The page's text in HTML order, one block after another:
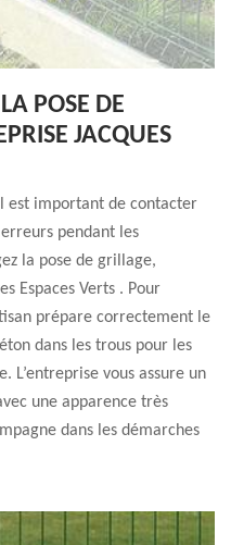
POSE DE
JACQUES
est important de contacter
pendant les
la pose de grillage,
Espaces Verts . Pour
prépare correctement le
dans les trous pour les
L’entreprise vous assure un
une apparence très
dans les démarches